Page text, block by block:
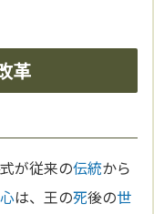
革
が従来の伝統から
心は、王の死後の世